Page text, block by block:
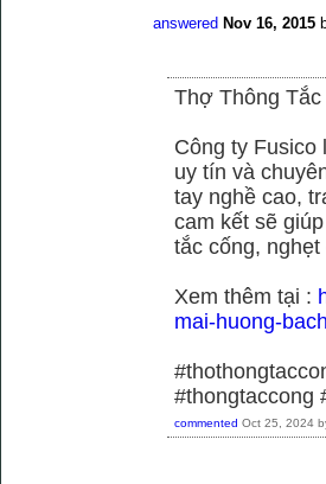
answered Nov 16, 2015
Thợ Thông
Công ty Fusico
uy tín và
tay nghề cao,
cam kết sẽ
tắc cống,
Xem thêm tại :
mai-huong-
#thongtaccong
commented Oct 25, 2024